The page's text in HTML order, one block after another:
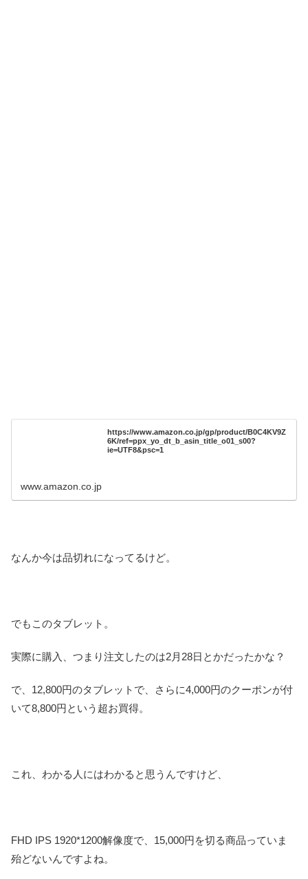
https://www.amazon.co.jp/gp/product/B0C4KV9Z
6K/ref=ppx_yo_dt_b_asin_title_o01_s00?
ie=UTF8&psc=1
www.amazon.co.jp
なんか今は品切れになってるけど。
でもこのタブレット。
実際に購入、つまり注文したのは2月28日とかだったかな？
で、12,800円のタブレットで、さらに4,000円のクーポンが付
いて8,800円という超お買得。
これ、わかる人にはわかると思うんですけど、
FHD IPS 1920*1200解像度で、15,000円を切る商品っていま
殆どないんですよね。